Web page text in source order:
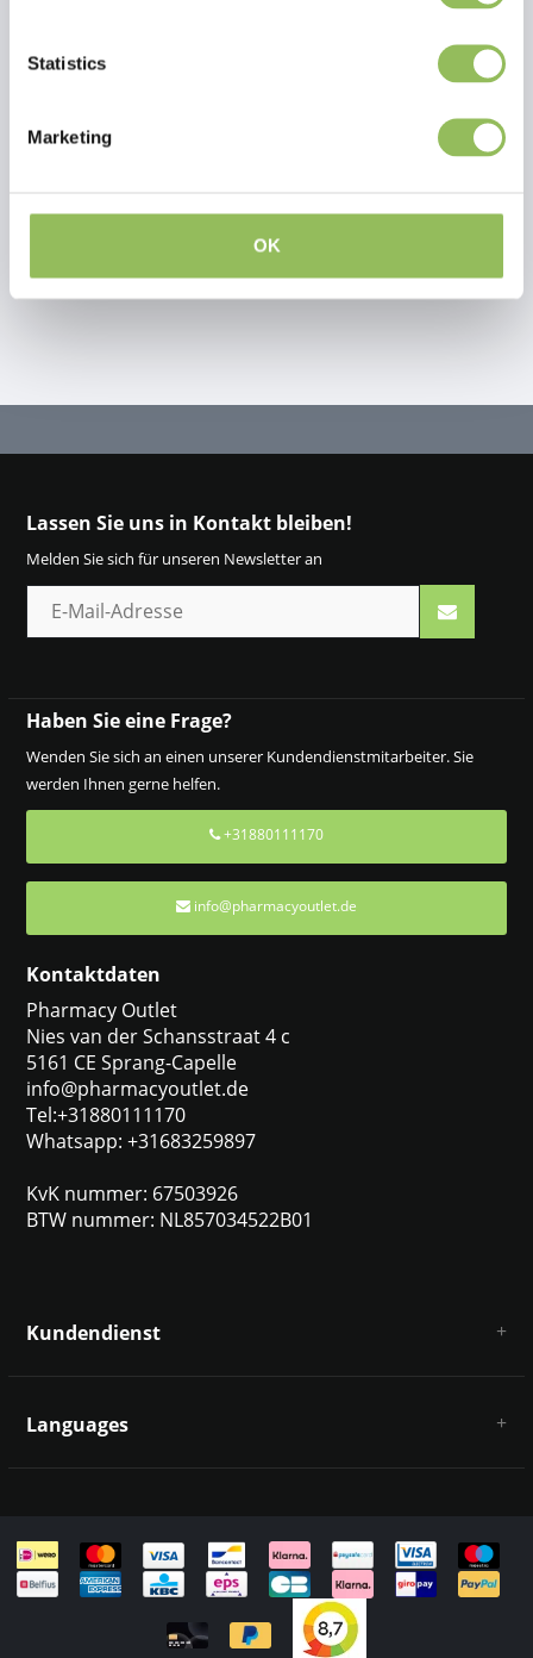
Statistics
Marketing
OK
This article has no reviews yet
Lassen Sie uns in Kontakt bleiben!
Melden Sie sich für unseren Newsletter an
Haben Sie eine Frage?
Wenden Sie sich an einen unserer Kundendienstmitarbeiter. Sie
werden Ihnen gerne helfen.
+31880111170
info@pharmacyoutlet.de
Kontaktdaten
Pharmacy Outlet
Nies van der Schansstraat 4 c
5161 CE Sprang-Capelle
info@pharmacyoutlet.de
Tel:+31880111170
Whatsapp: +31683259897
KvK nummer: 67503926
BTW nummer: NL857034522B01
Kundendienst
Haftungsausschluss und Datenschutz
Sitemap
Languages
English